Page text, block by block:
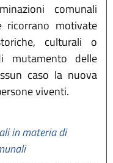
comunali
ricorrano motivate
culturali o
mutamento delle
caso la nuova
viventi.
in materia di